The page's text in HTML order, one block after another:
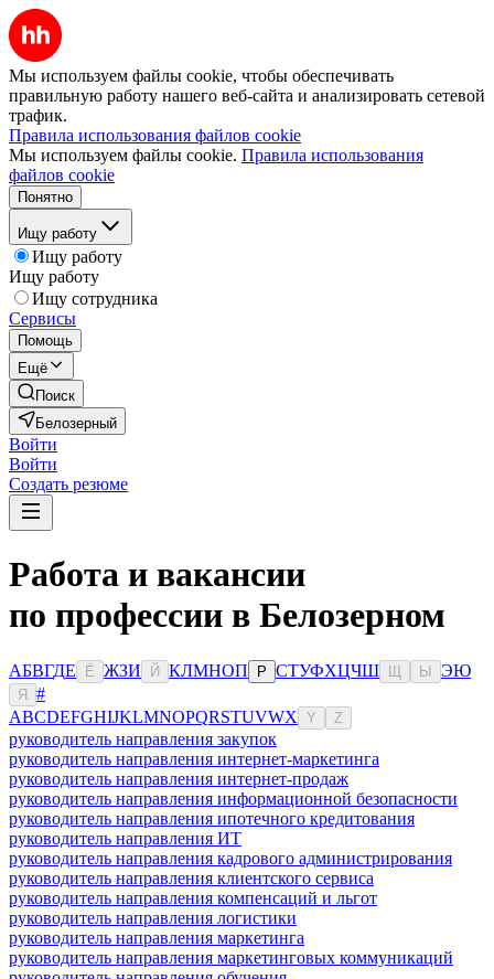
Мы используем файлы cookie, чтобы обеспечивать
правильную работу нашего веб-сайта и анализировать сетевой
трафик.
Правила использования файлов cookie
Мы используем файлы cookie. Правила использования
файлов cookie
Понятно
Ищу работу
Ищу работу
Ищу работу
Ищу сотрудника
Сервисы
Помощь
Ещё
Поиск
Белозерный
Войти
Войти
Создать резюме
Работа и вакансии
по профессии в Белозерном
АБВГДЕ Ё ЖЗИ Й КЛМНОП Р СТУФХЦЧШ Ы ЭЮ
Я
#
ABCDEFGHIJKLMNOPQRSTUVWX Y Z
руководитель направления закупок
руководитель направления интернет-маркетинга
руководитель направления интернет-продаж
руководитель направления информационной безопасности
руководитель направления ипотечного кредитования
руководитель направления ИТ
руководитель направления кадрового администрирования
руководитель направления клиентского сервиса
руководитель направления компенсаций и льгот
руководитель направления логистики
руководитель направления маркетинга
руководитель направления маркетинговых коммуникаций